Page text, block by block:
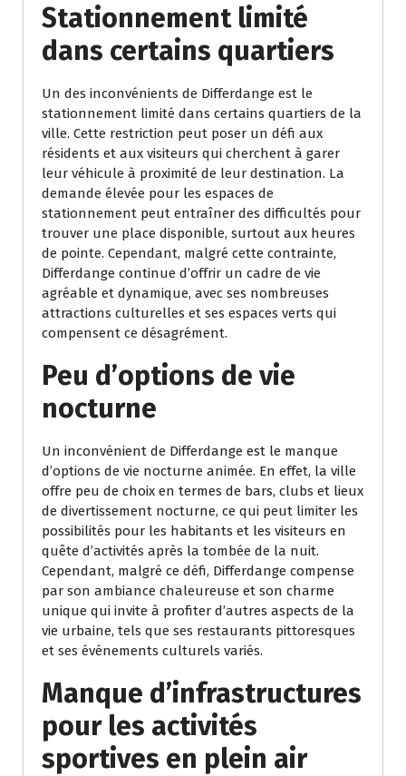
Stationnement limité
dans certains quartiers
Un des inconvénients de Differdange est le
stationnement limité dans certains quartiers de la
ville. Cette restriction peut poser un défi aux
résidents et aux visiteurs qui cherchent à garer
leur véhicule à proximité de leur destination. La
demande élevée pour les espaces de
stationnement peut entraîner des difficultés pour
trouver une place disponible, surtout aux heures
de pointe. Cependant, malgré cette contrainte,
Differdange continue d’offrir un cadre de vie
agréable et dynamique, avec ses nombreuses
attractions culturelles et ses espaces verts qui
compensent ce désagrément.
Peu d’options de vie
nocturne
Un inconvénient de Differdange est le manque
d’options de vie nocturne animée. En effet, la ville
offre peu de choix en termes de bars, clubs et lieux
de divertissement nocturne, ce qui peut limiter les
possibilités pour les habitants et les visiteurs en
quête d’activités après la tombée de la nuit.
Cependant, malgré ce défi, Differdange compense
par son ambiance chaleureuse et son charme
unique qui invite à profiter d’autres aspects de la
vie urbaine, tels que ses restaurants pittoresques
et ses événements culturels variés.
Manque d’infrastructures
pour les activités
sportives en plein air